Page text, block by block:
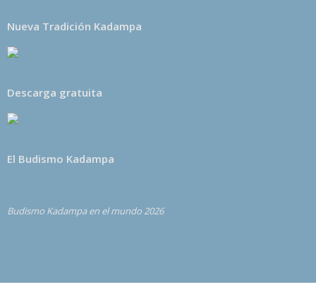
Nueva Tradición Kadampa
Descarga gratuita
El Budismo Kadampa
Budismo Kadampa en el mundo 2026